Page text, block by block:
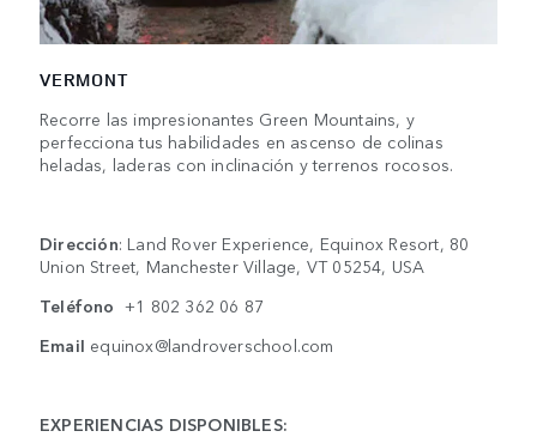
VERMONT
Recorre las impresionantes Green Mountains, y
perfecciona tus habilidades en ascenso de colinas
heladas, laderas con inclinación y terrenos rocosos.
Dirección: Land Rover Experience, Equinox Resort, 80
Union Street, Manchester Village, VT 05254, USA
Teléfono +1 802 362 06 87
Email equinox@landroverschool.com
EXPERIENCIAS DISPONIBLES: